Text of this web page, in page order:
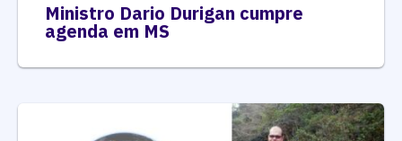
Ministro Dario Durigan cumpre
agenda em MS